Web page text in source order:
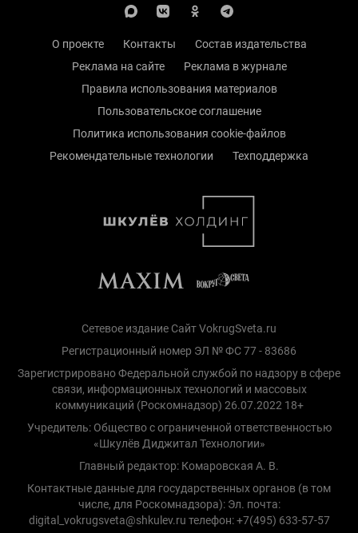
О проекте Контакты
Состав издательства
Реклама на сайте
Реклама в журнале
Правила использования материалов
Пользовательское соглашение
Политика использования cookie-файлов
Рекомендательные технологии
Техподдержка
Сетевое издание Сайт VokrugSveta.ru
Регистрационный номер ЭЛ № ФС 77 - 83686
Зарегистрировано Федеральной службой по надзору в сфере
связи, информационных технологий и массовых
коммуникаций (Роскомнадзор) 26.07.2022 18+
Учредитель: Общество с ограниченной ответственностью
«Шкулёв Диджитал Технологии»
Главный редактор: Комаровская А. В.
Контактные данные для государственных органов (в том
числе, для Роскомнадзора): Эл. почта:
digital_vokrugsveta@shkulev.ru телефон: +7(495) 633-57-57